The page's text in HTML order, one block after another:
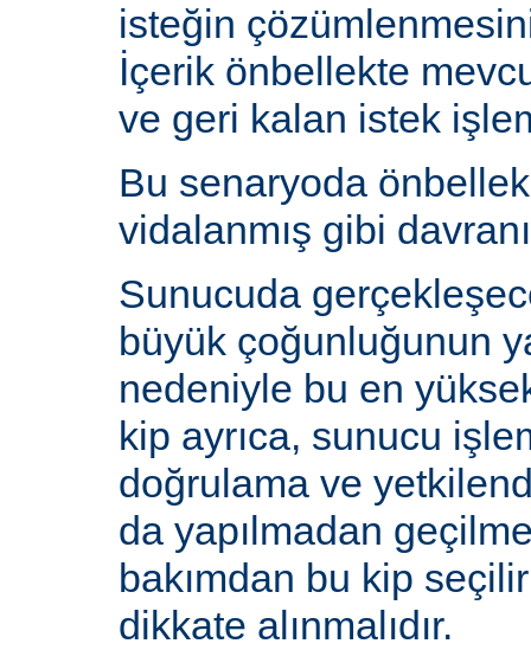
isteğin
İçerik önbellekte
ve geri kalan istek
Bu senaryoda
vidalanmış gibi
Sunucuda
büyük çoğunluğunun
nedeniyle bu en
kip ayrıca, sunucu
doğrulama ve
da yapılmadan
bakımdan bu kip
dikkate alınmalıdır.